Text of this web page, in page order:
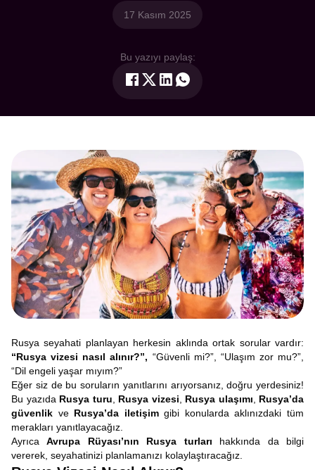
17 Kasım 2025
Bu yazıyı paylaş:
Rusya seyahati planlayan herkesin aklında ortak sorular vardır:
“Rusya vizesi nasıl alınır?”, “Güvenli mi?”, “Ulaşım zor mu?”,
“Dil engeli yaşar mıyım?”
Eğer siz de bu soruların yanıtlarını arıyorsanız, doğru yerdesiniz!
Bu yazıda Rusya turu Rusya vizesi Rusya ulaşımı
Rusya’da
güvenlik ve Rusya’da iletişimgibi konularda aklınızdaki tüm
merakları yanıtlayacağız.
AyrıcaAvrupa Rüyası’nın Rusya turları hakkında da bilgi
vererek, seyahatinizi planlamanızı kolaylaştıracağız.